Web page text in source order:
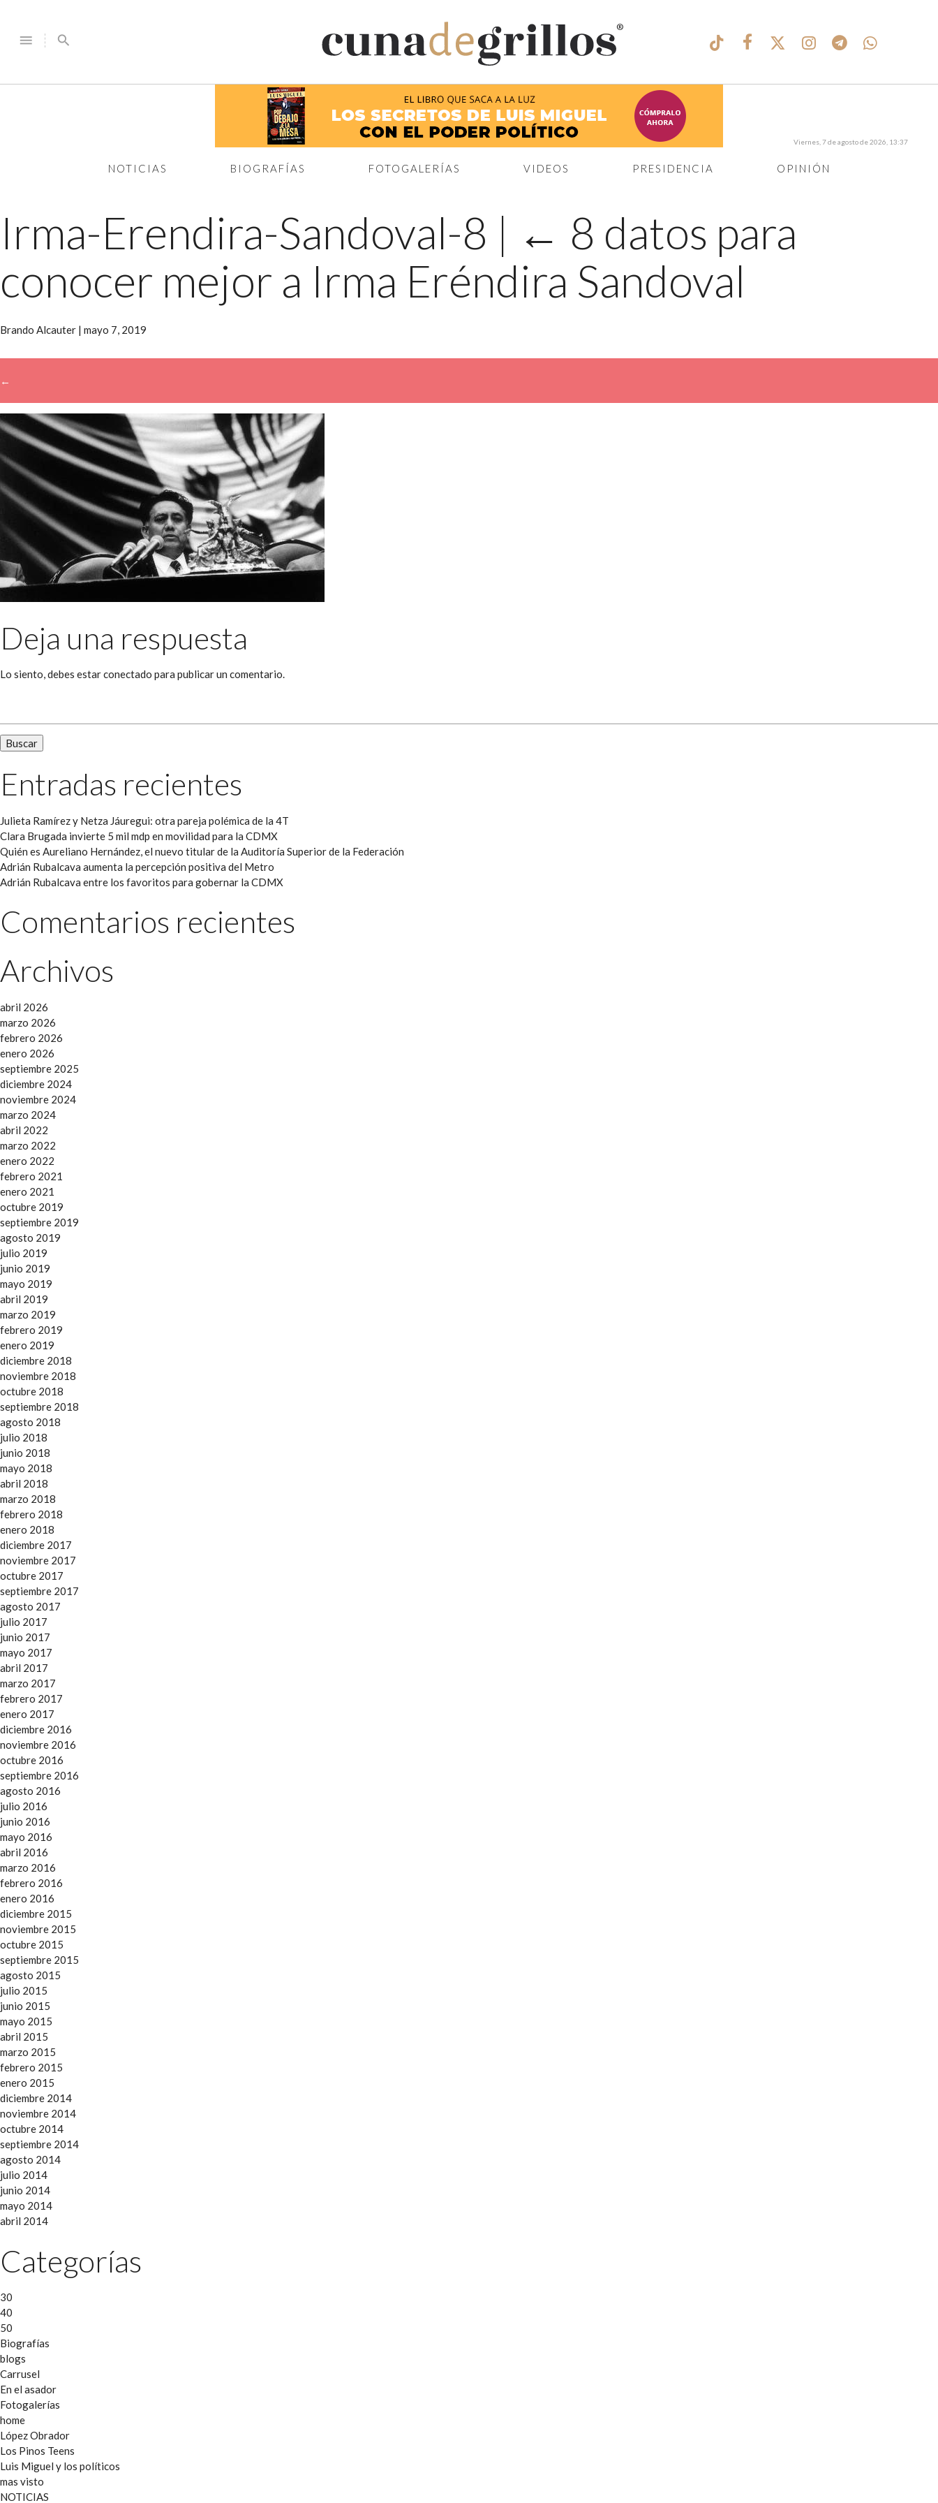
menu search
®
NOTICIAS BIOGRAFÍAS FOTOGALERÍAS VIDEOS PRESIDENCIA OPINIÓN
Viernes, 7 de agosto de 2026, 13:37
Irma-Erendira-Sandoval-8 | ← 8 datos para
conocer mejor a Irma Eréndira Sandoval
Brando Alcauter | mayo 7, 2019
←
→
Deja una respuesta
Lo siento, debes estarconectado para publicar un comentario.
Entradas recientes
Julieta Ramírez y Netza Jáuregui: otra pareja polémica de la 4T
Clara Brugada invierte 5 mil mdp en movilidad para la CDMX
Quién es Aureliano Hernández, el nuevo titular de la Auditoría Superior de la Federación
Adrián Rubalcava aumenta la percepción positiva del Metro
Adrián Rubalcava entre los favoritos para gobernar la CDMX
Comentarios recientes
Archivos
abril 2026
marzo 2026
febrero 2026
enero 2026
septiembre 2025
diciembre 2024
noviembre 2024
marzo 2024
abril 2022
marzo 2022
enero 2022
febrero 2021
enero 2021
octubre 2019
septiembre 2019
agosto 2019
julio 2019
junio 2019
mayo 2019
abril 2019
marzo 2019
febrero 2019
enero 2019
diciembre 2018
noviembre 2018
octubre 2018
septiembre 2018
agosto 2018
julio 2018
junio 2018
mayo 2018
abril 2018
marzo 2018
febrero 2018
enero 2018
diciembre 2017
noviembre 2017
octubre 2017
septiembre 2017
agosto 2017
julio 2017
junio 2017
mayo 2017
abril 2017
marzo 2017
febrero 2017
enero 2017
diciembre 2016
noviembre 2016
octubre 2016
septiembre 2016
agosto 2016
julio 2016
junio 2016
mayo 2016
abril 2016
marzo 2016
febrero 2016
enero 2016
diciembre 2015
noviembre 2015
octubre 2015
septiembre 2015
agosto 2015
julio 2015
junio 2015
mayo 2015
abril 2015
marzo 2015
febrero 2015
enero 2015
diciembre 2014
noviembre 2014
octubre 2014
septiembre 2014
agosto 2014
julio 2014
junio 2014
mayo 2014
abril 2014
Categorías
30
40
50
Biografías
blogs
Carrusel
En el asador
Fotogalerías
home
López Obrador
Los Pinos Teens
Luis Miguel y los políticos
mas visto
NOTICIAS